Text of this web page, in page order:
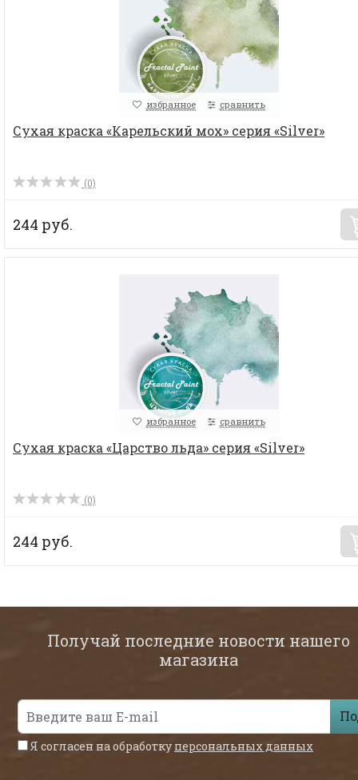
избранное сравнить
Сухая краска «Карельский мох» серия «Silver»
(0)
244 руб.
избранное сравнить
Сухая краска «Царство льда» серия «Silver»
(0)
244 руб.
Получай последние новости нашего
магазина
Я согласен на обработку персональных данных